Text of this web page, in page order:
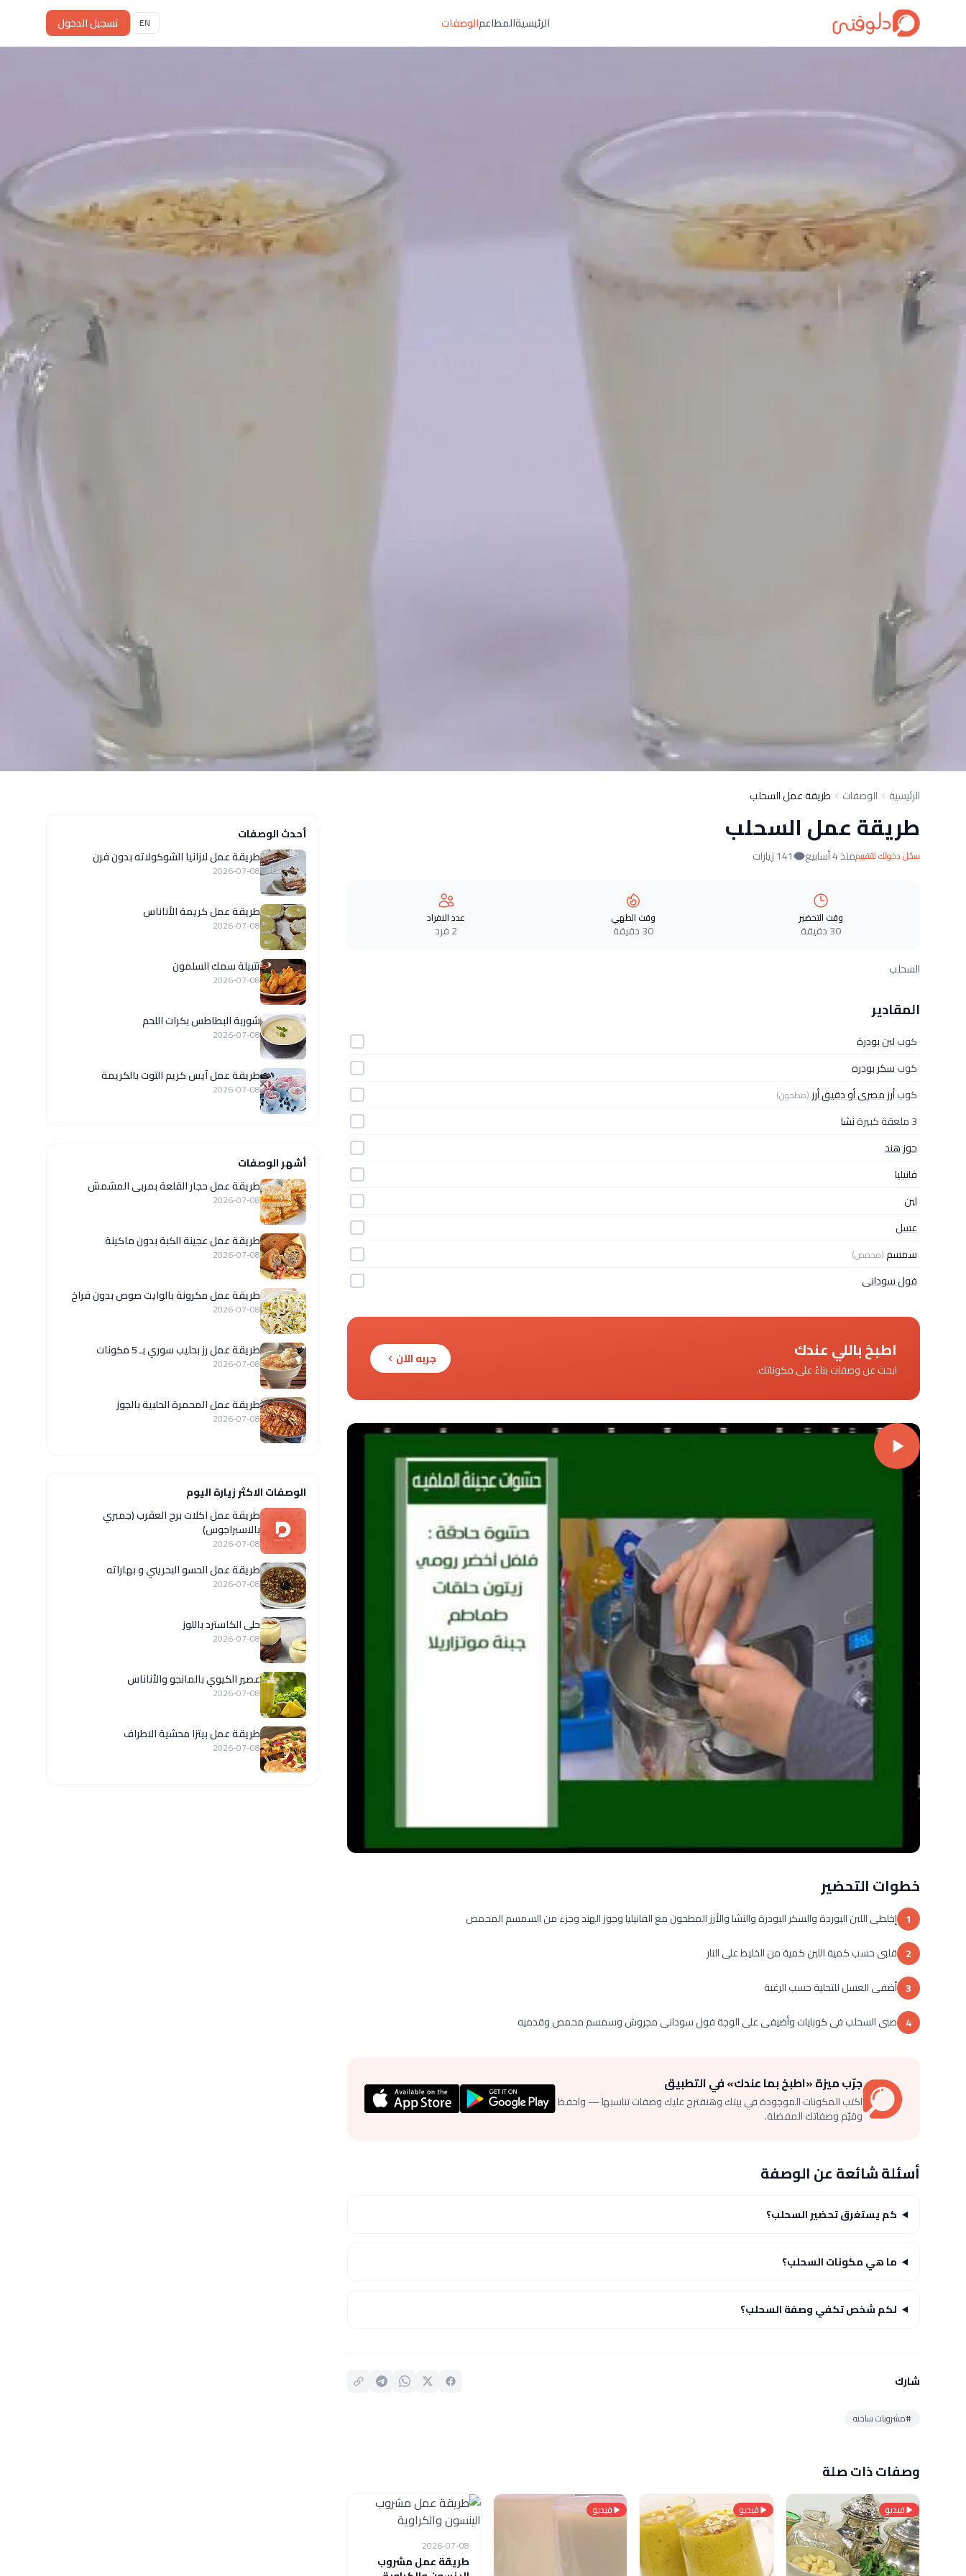
الرئيسيةالمطاعمالوصفات EN تسجيل الدخول
الرئيسية الوصفات طريقة عمل السحلب
طريقة عمل السحلب
سجّل دخولك للتقييممنذ 4 أسابيع 141 زيارات
وقت التحضير
30 دقيقة
وقت الطهي
30 دقيقة
عدد الافراد
2 فرد
السحلب
المقادير
كوبلبن بودرة
كوبسكر بودره
كوبأرز مصرى أو دقيق أرز (مطحون)
3 ملعقة كبيرة
نشا
جوز هند
فانيليا
لبن
عسل
سمسم(محمص)
فول سودانى
اطبخ باللي عندك
ابحث عن وصفات بناءً على مكوناتك.
جربه الآن
خطوات التحضير
1 إخلطى اللبن البوردة والسكر البودرة والنشا والأرز المطحون مع الفانيليا وجوز الهند وجزء من السمسم المحمص
2 قلبى حسب كمية اللبن كمية من الخليط على النار
3 أضفى العسل للتحلية حسب الرغبة
4 صبى السحلب فى كوبايات وأضيفى على الوجة فول سودانى مجروش وسمسم محمص وقدميه
جرّب ميزة «اطبخ بما عندك» في التطبيق
اكتب المكونات الموجودة في بيتك وهنقترح عليك وصفات تناسبها — واحفظ
وقيّم وصفاتك المفضلة.
أسئلة شائعة عن الوصفة
كم يستغرق تحضير السحلب؟
ما هي مكونات السحلب؟
لكم شخص تكفي وصفة السحلب؟
شارك
#مشروبات ساخنه
وصفات ذات صلة
فيديو فيديو فيديو
2026-07-08
طريقة عمل مشروب
أحدث الوصفات
طريقة عمل لازانيا الشوكولاته بدون فرن
2026-07-08
طريقة عمل كريمة الأناناس
2026-07-08
تتبيلة سمك السلمون
2026-07-08
شوربة البطاطس بكرات اللحم
2026-07-08
طريقة عمل آيس كريم التوت بالكريمة
2026-07-08
أشهر الوصفات
طريقة عمل حجار القلعة بمربى المشمش
2026-07-08
طريقة عمل عجينة الكبة بدون ماكينة
2026-07-08
طريقة عمل مكرونة بالوايت صوص بدون فراخ
2026-07-08
طريقة عمل رز بحليب سوري بـ 5 مكونات
2026-07-08
طريقة عمل المحمرة الحلبية بالجوز
2026-07-08
الوصفات الاكثر زيارة اليوم
طريقة عمل اكلات برج العقرب (جمبري
بالاسبراجوس)
2026-07-08
طريقة عمل الحسو البحريني و بهاراته
2026-07-08
حلى الكاسترد باللوز
2026-07-08
عصير الكيوي بالمانجو والأناناس
2026-07-08
طريقة عمل بيتزا محشية الاطراف
2026-07-08